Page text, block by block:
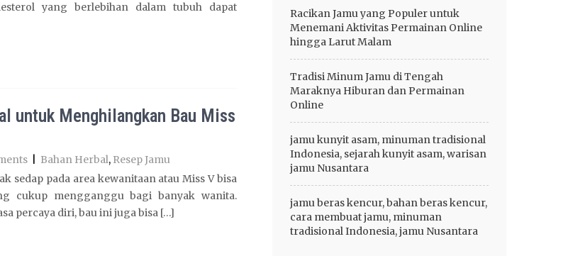
yang berlebihan dalam tubuh dapat
untuk Menghilangkan Bau Miss
Bahan Herbal, Resep Jamu
sedap pada area kewanitaan atau Miss V bisa
cukup mengganggu bagi banyak wanita.
percaya diri, bau ini juga bisa […]
Racikan Jamu yang Populer untuk
Menemani Aktivitas Permainan Online
hingga Larut Malam
Tradisi Minum Jamu di Tengah
Maraknya Hiburan dan Permainan
Online
jamu kunyit asam, minuman tradisional
Indonesia, sejarah kunyit asam, warisan
jamu Nusantara
jamu beras kencur, bahan beras kencur,
cara membuat jamu, minuman
tradisional Indonesia, jamu Nusantara